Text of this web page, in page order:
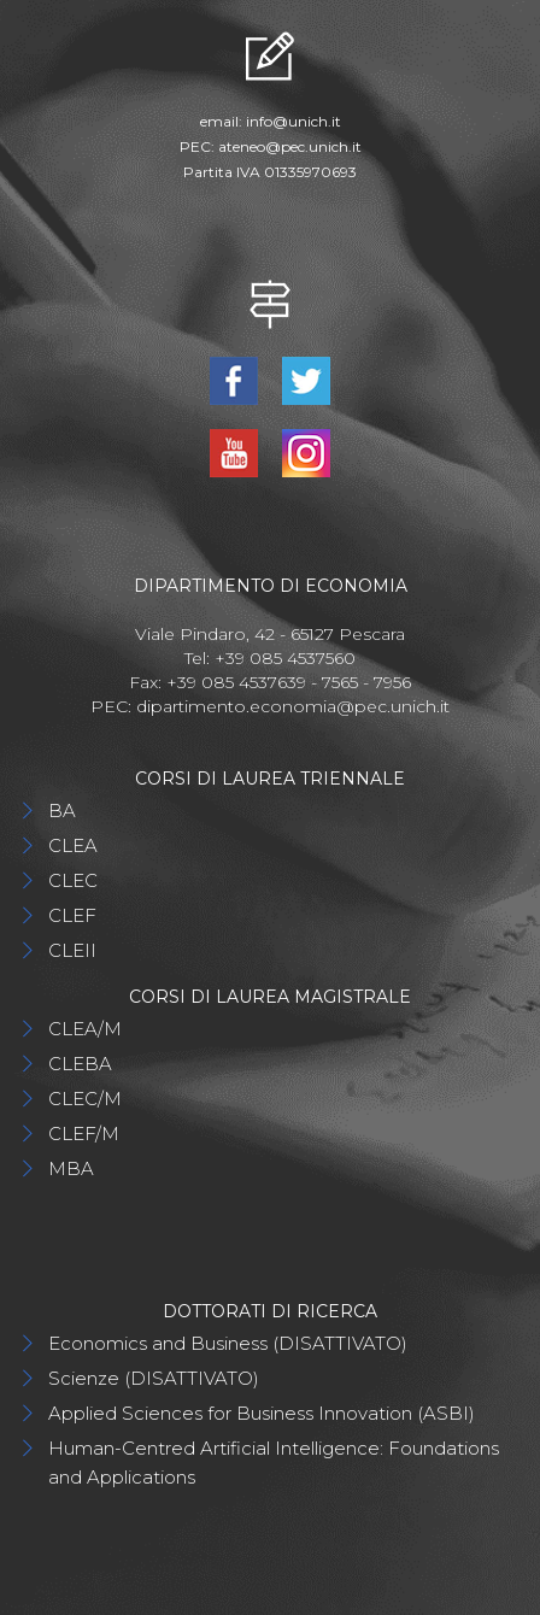
email: info@unich.it
PEC: ateneo@pec.unich.it
Partita IVA 01335970693
DIPARTIMENTO DI ECONOMIA
Viale Pindaro, 42 - 65127 Pescara
Tel: +39 085 4537560
Fax: +39 085 4537639 - 7565 - 7956
PEC: dipartimento.economia@pec.unich.it
CORSI DI LAUREA TRIENNALE
BA
CLEA
CLEC
CLEF
CLEII
CORSI DI LAUREA MAGISTRALE
CLEA/M
CLEBA
CLEC/M
CLEF/M
MBA
DOTTORATI DI RICERCA
Economics and Business (DISATTIVATO)
Scienze (DISATTIVATO)
Applied Sciences for Business Innovation (ASBI)
Human-Centred Artificial Intelligence: Foundations
and Applications